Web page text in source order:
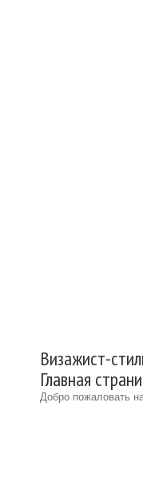
Визажист-
Главная
Добро пожаловать